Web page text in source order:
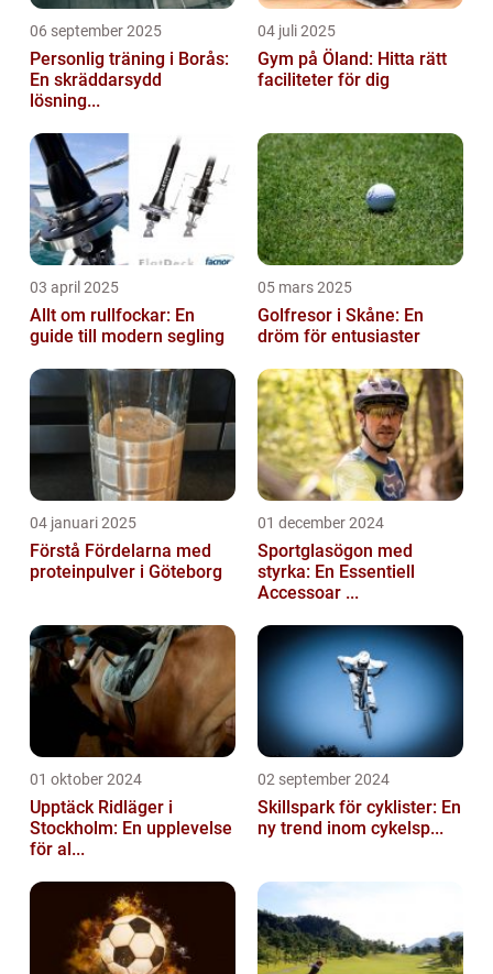
06 september 2025
Personlig träning i Borås:
En skräddarsydd
lösning...
04 juli 2025
Gym på Öland: Hitta rätt
faciliteter för dig
03 april 2025
Allt om rullfockar: En
guide till modern segling
05 mars 2025
Golfresor i Skåne: En
dröm för entusiaster
04 januari 2025
Förstå Fördelarna med
proteinpulver i Göteborg
01 december 2024
Sportglasögon med
styrka: En Essentiell
Accessoar ...
01 oktober 2024
Upptäck Ridläger i
Stockholm: En upplevelse
för al...
02 september 2024
Skillspark för cyklister: En
ny trend inom cykelsp...